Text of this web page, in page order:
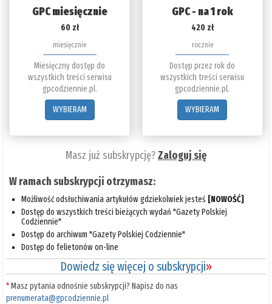
GPC miesięcznie
60 zł
miesięcznie
Miesięczny dostęp do
wszystkich treści serwisu
gpcodziennie.pl.
WYBIERAM
GPC - na 1 rok
420 zł
rocznie
Dostęp przez rok do
wszystkich treści serwisu
gpcodziennie.pl.
WYBIERAM
Masz już subskrypcję?Zaloguj się
W ramach subskrypcji otrzymasz:
Możliwość odsłuchiwania artykułów gdziekolwiek jesteś [NOWOŚĆ]
Dostęp do wszystkich treści bieżących wydań "Gazety Polskiej
Codziennie"
Dostęp do archiwum "Gazety Polskiej Codziennie"
Dostęp do felietonów on-line
Dowiedz się więcej o subskrypcji»
*Masz pytania odnośnie subskrypcji? Napisz do nas
prenumerata@gpcodziennie.pl